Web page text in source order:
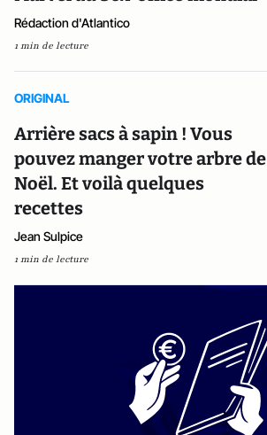
Rédaction d'Atlantico
1 min de lecture
ORIGINAL
Arrière sacs à sapin ! Vous
pouvez manger votre arbre de
Noël. Et voilà quelques
recettes
Jean Sulpice
1 min de lecture